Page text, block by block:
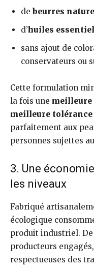
de beurres
d’huiles
sans ajout de
conservateurs ou
Cette formulation
la fois une
meilleure tolérance
parfaitement aux
personnes sujettes
3. Une
les niveaux
Fabriqué
écologique
produit industriel.
producteurs
respectueuses des